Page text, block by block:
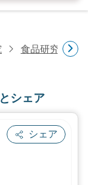
食品研究
シェア
シェア